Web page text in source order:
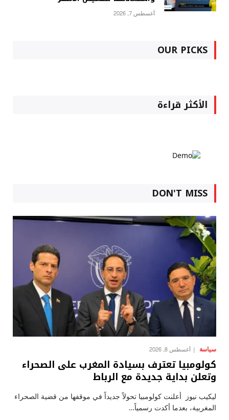
أغسطس 7, 2026
OUR PICKS
الأكثر قراءة
DON'T MISS
سياسة أغسطس 8, 2026
كولومبيا تعترف بسيادة المغرب على الصحراء
وتعلن بداية جديدة مع الرباط
ليكيب نيوز أعلنت كولومبيا تحولاً جديداً في موقفها من قضية الصحراء
المغربية، بعدما أكدت رسمياً…